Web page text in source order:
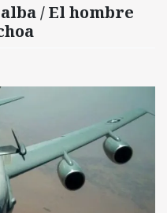
/ El hombre